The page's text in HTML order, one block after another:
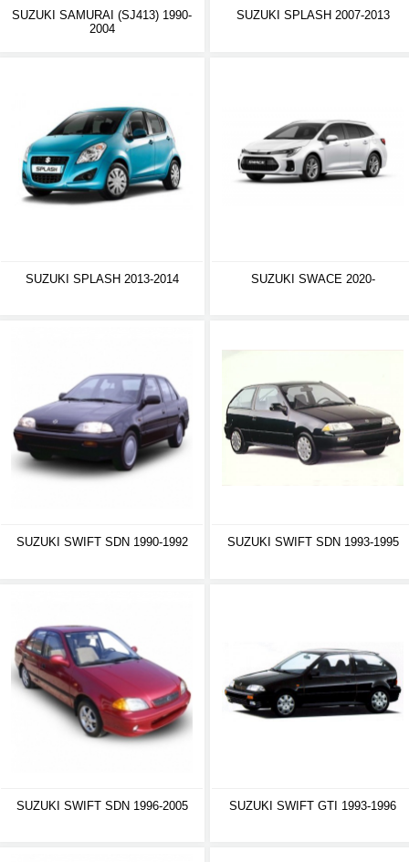
SUZUKI SAMURAI (SJ413) 1990-
2004
SUZUKI SPLASH 2007-2013
SUZUKI SPLASH 2013-2014 SUZUKI SWACE 2020-
SUZUKI SWIFT SDN 1990-1992 SUZUKI SWIFT SDN 1993-1995
SUZUKI SWIFT SDN 1996-2005 SUZUKI SWIFT GTI 1993-1996